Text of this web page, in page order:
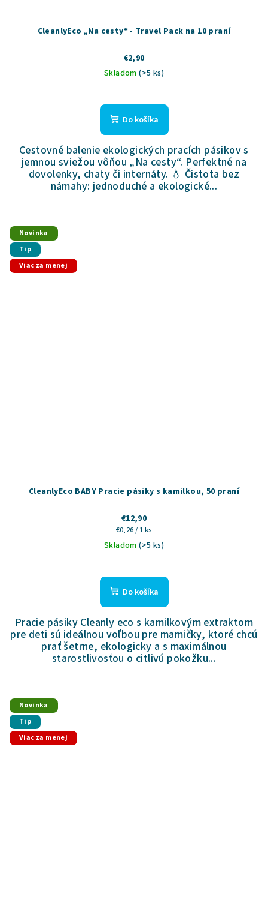
CleanlyEco „Na cesty“ - Travel Pack na 10 praní
€2,90
Skladom(>5 ks)
Do košíka
Cestovné balenie ekologických pracích pásikov s
jemnou sviežou vôňou „Na cesty“. Perfektné na
dovolenky, chaty či internáty. 💧 Čistota bez
námahy: jednoduché a ekologické...
Novinka
Tip
Viac za menej
CleanlyEco BABY Pracie pásiky s kamilkou, 50 praní
€12,90
Jednotková
cena:
€0,26 / 1 ks
Skladom(>5 ks)
hodnotenie
produktu
z
5
hviezdičiek.
Do košíka
Pracie pásiky Cleanly eco s kamilkovým extraktom
pre deti sú ideálnou voľbou pre mamičky, ktoré chcú
prať šetrne, ekologicky a s maximálnou
starostlivosťou o citlivú pokožku...
Novinka
Tip
Viac za menej